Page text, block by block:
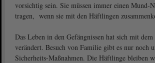
vorsichtig sein. Sie müssen immer einen Mund-
tragen, wenn sie mit den Häftlingen
Das Leben in den Gefängnissen hat sich mit
verändert. Besuch von Familie gibt es nur noch
Sicherheits-Maßnahmen. Die Häftlinge bleiben